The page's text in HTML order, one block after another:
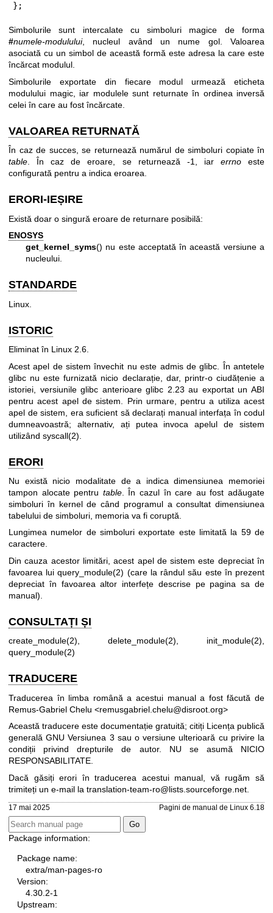
};
Simbolurile sunt intercalate cu simboluri magice de forma
#numele-modulului, nucleul având un nume gol. Valoarea
asociată cu un simbol de această formă este adresa la care este
încărcat modulul.
Simbolurile exportate din fiecare modul urmează eticheta
modulului magic, iar modulele sunt returnate în ordinea inversă
celei în care au fost încărcate.
VALOAREA RETURNATĂ
În caz de succes, se returnează numărul de simboluri copiate în
table. În caz de eroare, se returnează -1, iar errnoeste
configurată pentru a indica eroarea.
ERORI-IEȘIRE
Există doar o singură eroare de returnare posibilă:
ENOSYS
get_kernel_syms() nu este acceptată în această versiune a
nucleului.
STANDARDE
Linux.
ISTORIC
Eliminat în Linux 2.6.
Acest apel de sistem învechit nu este admis de glibc. În antetele
glibc nu este furnizată nicio declarație, dar, printr-o ciudățenie a
istoriei, versiunile glibc anterioare glibc 2.23 au exportat un ABI
pentru acest apel de sistem. Prin urmare, pentru a utiliza acest
apel de sistem, era suficient să declarați manual interfața în codul
dumneavoastră; alternativ, ați putea invoca apelul de sistem
utilizând syscall(2)
ERORI
Nu există nicio modalitate de a indica dimensiunea memoriei
tampon alocate pentru table. În cazul în care au fost adăugate
simboluri în kernel de când programul a consultat dimensiunea
tabelului de simboluri, memoria va fi coruptă.
Lungimea numelor de simboluri exportate este limitată la 59 de
caractere.
Din cauza acestor limitări, acest apel de sistem este depreciat în
favoarea luiquery_module(2) (care la rândul său este în prezent
depreciat în favoarea altor interfețe descrise pe pagina sa de
manual).
CONSULTAȚI ȘI
create_module(2), delete_module(2), init_module(2),
query_module(2)
TRADUCERE
Traducerea în limba română a acestui manual a fost făcută de
Remus-Gabriel Chelu <remusgabriel.chelu@disroot.org>
Această traducere este documentație gratuită; citiți Licența publică
generală GNU Versiunea 3 sau o versiune ulterioară cu privire la
condiții privind drepturile de autor. NU se asumă NICIO
RESPONSABILITATE.
Dacă găsiți erori în traducerea acestui manual, vă rugăm să
trimiteți un e-mail la translation-team-ro@lists.sourceforge.net
17 mai 2025 Pagini de manual de Linux 6.18
Package information:
Package name:
extra/man-pages-ro
Version:
4.30.2-1
Upstream: